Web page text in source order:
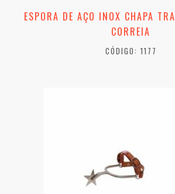
ESPORA DE AÇO INOX CHAPA
CORREIA
CÓDIGO: 1177